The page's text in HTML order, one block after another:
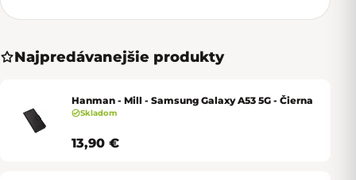
Najpredávanejšie produkty
Hanman - Mill - Samsung Galaxy A53 5G - Čierna
Skladom
13,90 €